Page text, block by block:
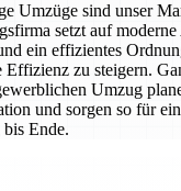
Umzüge sind unser
setzt auf
ein effizientes
Effizienz zu steigern.
Umzug
und sorgen so für
Ende.